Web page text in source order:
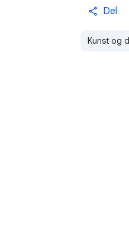
Del
Kunst og